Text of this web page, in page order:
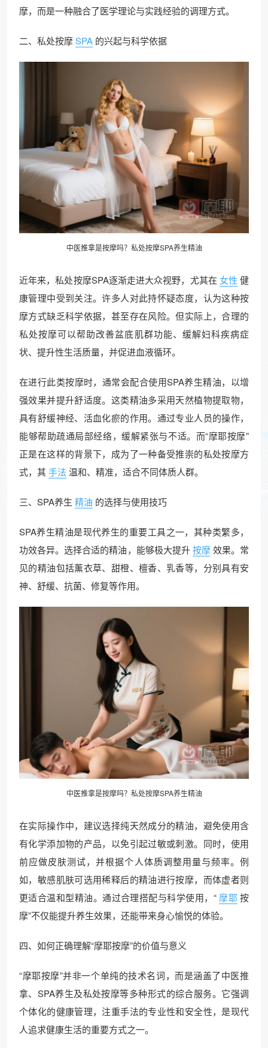
摩，而是一种融合了医学理论与实践经验的调理方式。
二、私处按摩SPA 的兴起与科学依据
中医推拿是按摩吗？私处按摩SPA养生精油
近年来，私处按摩SPA逐渐走进大众视野，尤其在 女性 健
康管理中受到关注。许多人对此持怀疑态度，认为这种按
摩方式缺乏科学依据，甚至存在风险。但实际上，合理的
私处按摩可以帮助改善盆底肌群功能、缓解妇科疾病症
状、提升性生活质量，并促进血液循环。
在进行此类按摩时，通常会配合使用SPA养生精油，以增
强效果并提升舒适度。这类精油多采用天然植物提取物，
具有舒缓神经、活血化瘀的作用。通过专业人员的操作，
能够帮助疏通局部经络，缓解紧张与不适。而“摩耶按摩”
正是在这样的背景下，成为了一种备受推崇的私处按摩方
式，其手法 温和、精准，适合不同体质人群。
三、SPA养生 精油 的选择与使用技巧
SPA养生精油是现代养生的重要工具之一，其种类繁多，
功效各异。选择合适的精油，能够极大提升 按摩效果。常
见的精油包括薰衣草、甜橙、檀香、乳香等，分别具有安
神、舒缓、抗菌、修复等作用。
中医推拿是按摩吗？私处按摩SPA养生精油
在实际操作中，建议选择纯天然成分的精油，避免使用含
有化学添加物的产品，以免引起过敏或刺激。同时，使用
前应做皮肤测试，并根据个人体质调整用量与频率。例
如，敏感肌肤可选用稀释后的精油进行按摩，而体虚者则
更适合温和型精油。通过合理搭配与科学使用，“ 摩耶按
摩”不仅能提升养生效果，还能带来身心愉悦的体验。
四、如何正确理解“摩耶按摩”的价值与意义
“摩耶按摩”并非一个单纯的技术名词，而是涵盖了中医推
拿、SPA养生及私处按摩等多种形式的综合服务。它强调
个体化的健康管理，注重手法的专业性和安全性，是现代
人追求健康生活的重要方式之一。